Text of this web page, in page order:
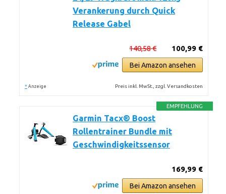
Verankerung durch Quick
Release Gabel
100,99 €
140,58 €
Bei Amazon ansehen
* Anzeige Preis inkl. MwSt., zzgl. Versandkosten
EMPFEHLUNG
Garmin Tacx® Boost
Rollentrainer Bundle mit
Geschwindigkeitssensor
169,99 €
Bei Amazon ansehen